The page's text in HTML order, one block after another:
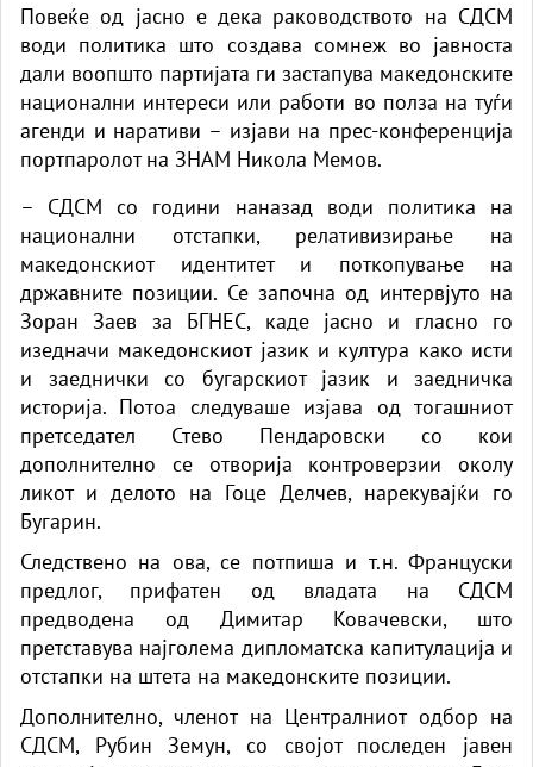
Повеќе од јасно е дека раководството на СДСМ
води политика што создава сомнеж во јавноста
дали воопшто партијата ги застапува македонските
национални интереси или работи во полза на туѓи
агенди и наративи – изјави на прес-конференција
портпаролот на ЗНАМ Никола Мемов.
– СДСМ со години наназад води политика на
национални отстапки, релативизирање на
македонскиот идентитет и поткопување на
државните позиции. Се започна од интервјуто на
Зоран Заев за БГНЕС, каде јасно и гласно го
изедначи македонскиот јазик и култура како исти
и заеднички со бугарскиот јазик и заедничка
историја. Потоа следуваше изјава од тогашниот
претседател Стево Пендаровски со кои
дополнително се отворија контроверзии околу
ликот и делото на Гоце Делчев, нарекувајќи го
Бугарин.
Следствено на ова, се потпиша и т.н. Француски
предлог, прифатен од владата на СДСМ
предводена од Димитар Ковачевски, што
претставува најголема дипломатска капитулација и
отстапки на штета на македонските позиции.
Дополнително, членот на Централниот одбор на
СДСМ, Рубин Земун, со својот последен јавен